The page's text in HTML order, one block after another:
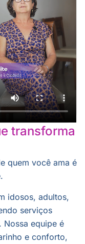
transforma
quem você ama é
idosos, adultos,
serviços
Nossa equipe é
e conforto,